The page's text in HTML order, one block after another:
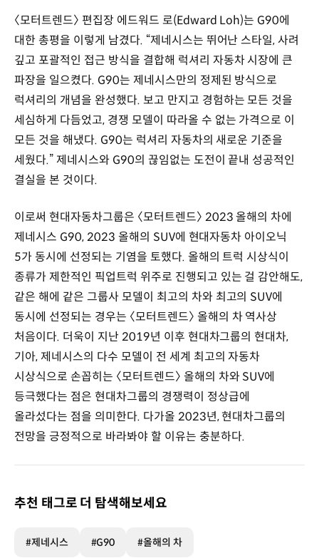
〈모터트렌드〉 편집장 에드워드 로(Edward Loh)는 G90에
대한 총평을 이렇게 남겼다. “제네시스는 뛰어난 스타일, 사려
깊고 포괄적인 접근 방식을 결합해 럭셔리 자동차 시장에 큰
파장을 일으켰다. G90는 제네시스만의 정제된 방식으로
럭셔리의 개념을 완성했다. 보고 만지고 경험하는 모든 것을
세심하게 다듬었고, 경쟁 모델이 따라올 수 없는 가격으로 이
모든 것을 해냈다. G90는 럭셔리 자동차의 새로운 기준을
세웠다.” 제네시스와 G90의 끊임없는 도전이 끝내 성공적인
결실을 본 것이다.
이로써 현대자동차그룹은 〈모터트렌드〉 2023 올해의 차에
제네시스 G90, 2023 올해의 SUV에 현대자동차 아이오닉
5가 동시에 선정되는 기염을 토했다. 올해의 트럭 시상식이
종류가 제한적인 픽업트럭 위주로 진행되고 있는 걸 감안해도,
같은 해에 같은 그룹사 모델이 최고의 차와 최고의 SUV에
동시에 선정되는 경우는 〈모터트렌드〉 올해의 차 역사상
처음이다. 더욱이 지난 2019년 이후 현대차그룹의 현대차,
기아, 제네시스의 다수 모델이 전 세계 최고의 자동차
시상식으로 손꼽히는 〈모터트렌드〉 올해의 차와 SUV에
등극했다는 점은 현대차그룹의 경쟁력이 정상급에
올라섰다는 점을 의미한다. 다가올 2023년, 현대차그룹의
전망을 긍정적으로 바라봐야 할 이유는 충분하다.
추천 태그로 더 탐색해보세요
#제네시스 #G90 #올해의 차